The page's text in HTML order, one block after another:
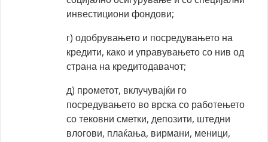
инвестициони фондови;
г) одобрувањето и посредувањето на
кредити, како и управувањето со нив од
страна на кредитодавачот;
д) прометот, вклучувајќи го
посредувањето во врска со работењето
со тековни сметки, депозити, штедни
влогови, плаќања, вирмани, меници,